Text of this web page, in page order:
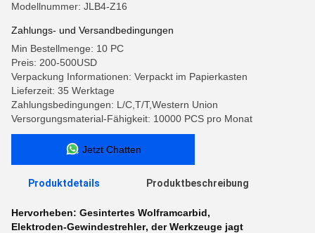
Modellnummer: JLB4-Z16
Zahlungs- und Versandbedingungen
Min Bestellmenge: 10 PC
Preis: 200-500USD
Verpackung Informationen: Verpackt im Papierkasten
Lieferzeit: 35 Werktage
Zahlungsbedingungen: L/C,T/T,Western Union
Versorgungsmaterial-Fähigkeit: 10000 PCS pro Monat
Jetzt Chatten
Produktdetails Produktbeschreibung
Hervorheben: Gesintertes Wolframcarbid,
Elektroden-Gewindestrehler, der Werkzeuge jagt